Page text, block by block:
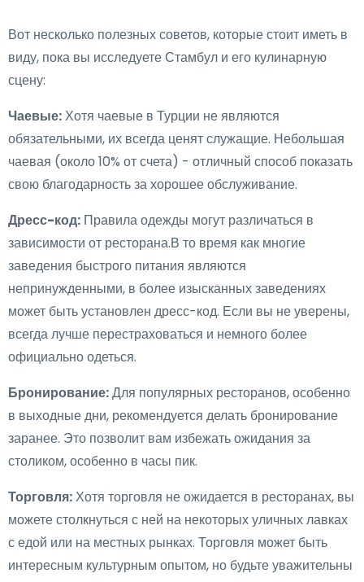
Вот несколько полезных советов, которые стоит иметь в
виду, пока вы исследуете Стамбул и его кулинарную
сцену:
Чаевые:Хотя чаевые в Турции не являются
обязательными, их всегда ценят служащие. Небольшая
чаевая (около 10% от счета) - отличный способ показать
свою благодарность за хорошее обслуживание.
Дресс-код: Правила одежды могут различаться в
зависимости от ресторана.В то время как многие
заведения быстрого питания являются
непринужденными, в более изысканных заведениях
может быть установлен дресс-код. Если вы не уверены,
всегда лучше перестраховаться и немного более
официально одеться.
Бронирование:Для популярных ресторанов, особенно
в выходные дни, рекомендуется делать бронирование
заранее. Это позволит вам избежать ожидания за
столиком, особенно в часы пик.
Торговля:Хотя торговля не ожидается в ресторанах, вы
можете столкнуться с ней на некоторых уличных лавках
с едой или на местных рынках. Торговля может быть
интересным культурным опытом, но будьте уважительны